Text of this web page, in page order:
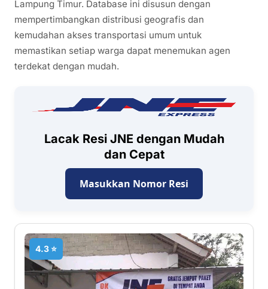
Lampung Timur. Database ini disusun dengan
mempertimbangkan distribusi geografis dan
kemudahan akses transportasi umum untuk
memastikan setiap warga dapat menemukan agen
terdekat dengan mudah.
Lacak Resi JNE dengan Mudah
dan Cepat
Masukkan Nomor Resi
4.3 ⭐